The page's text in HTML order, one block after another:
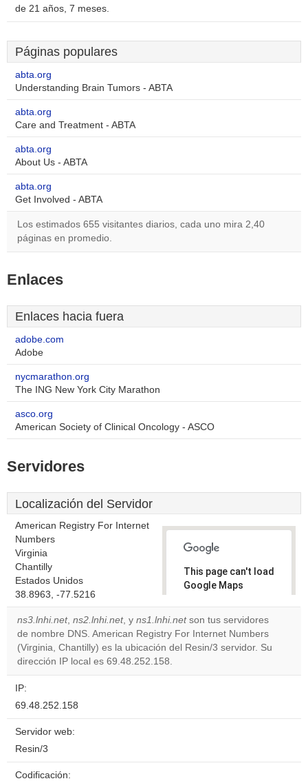
de 21 años, 7 meses.
Páginas populares
abta.org
Understanding Brain Tumors - ABTA
abta.org
Care and Treatment - ABTA
abta.org
About Us - ABTA
abta.org
Get Involved - ABTA
Los estimados 655 visitantes diarios, cada uno mira 2,40
páginas en promedio.
Enlaces
Enlaces hacia fuera
adobe.com
Adobe
nycmarathon.org
The ING New York City Marathon
asco.org
American Society of Clinical Oncology - ASCO
Servidores
Localización del Servidor
American Registry For Internet
Numbers
Virginia
Chantilly
Estados Unidos
38.8963, -77.5216
This page can't load
Google Maps
Do you
website?
OK
ns3.lnhi.net, ns2.lnhi.net, y ns1.lnhi.netson tus servidores
de nombre DNS. American Registry For Internet Numbers
(Virginia, Chantilly) es la ubicación del Resin/3 servidor. Su
dirección IP local es 69.48.252.158.
IP:
69.48.252.158
Servidor web:
Resin/3
Codificación: